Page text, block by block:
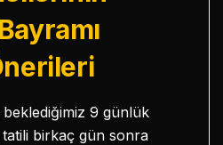
9 günlük
tatili birkaç gün sonra